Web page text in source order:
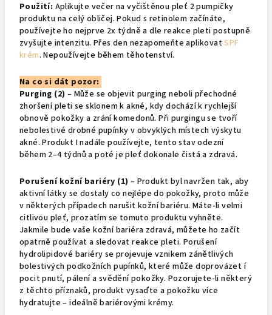
Použití: Aplikujte večer na vyčištěnou pleť 2 pumpičky
produktu na celý obličej. Pokud s retinolem začínáte,
používejte ho nejprve 2x týdně a dle reakce pleti postupně
zvyšujte intenzitu. Přes den nezapomeňte aplikovat SPF
krém. Nepoužívejte během těhotenství.
Na co si dát pozor:
Purging (2) – Může se objevit purging neboli přechodné
zhoršení pleti se sklonem k akné, kdy dochází k rychlejší
obnově pokožky a zrání komedonů. Při purgingu se tvoří
nebolestivé drobné pupínky v obvyklých místech výskytu
akné. Produkt I nadále používejte, tento stav odezní
během 2–4 týdnů a poté je pleť dokonale čistá a zdravá.
Porušení kožní bariéry (1) – Produkt byl navržen tak, aby
aktivní látky se dostaly co nejlépe do pokožky, proto může
v některých případech narušit kožní bariéru. Máte-li velmi
citlivou pleť, prozatím se tomuto produktu vyhněte.
Jakmile bude vaše kožní bariéra zdravá, můžete ho začít
opatrně používat a sledovat reakce pleti. Porušení
hydrolipidové bariéry se projevuje vznikem zánětlivých
bolestivých podkožních pupínků, které může doprovázet í
pocit pnutí, pálení a svědění pokožky. Pozorujete-li některý
z těchto příznaků, produkt vysaďte a pokožku více
hydratujte – ideálně bariérovými krémy.